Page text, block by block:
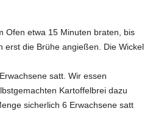
Ofen etwa 15 Minuten braten, bis
erst die Brühe angießen. Die Wickel
satt. Wir essen
Kartoffelbrei dazu
sicherlich 6 Erwachsene satt